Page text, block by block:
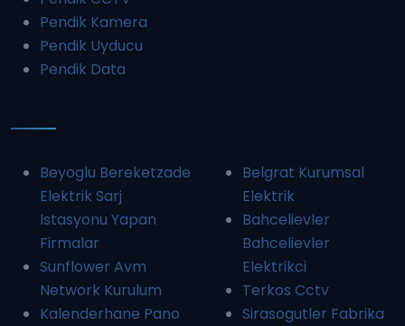
Pendik Kamera
Pendik Uyducu
Pendik Data
Beyoglu Bereketzade
Elektrik Sarj
Istasyonu Yapan
Firmalar
Sunflower Avm
Network Kurulum
Kalenderhane Pano
Belgrat Kurumsal
Elektrik
Bahcelievler
Bahcelievler
Elektrikci
Terkos Cctv
Sirasogutler Fabrika